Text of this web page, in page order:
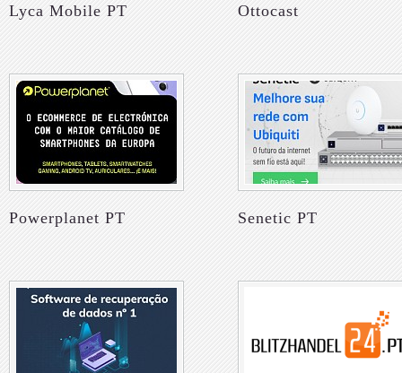
Lyca Mobile PT Ottocast
Powerplanet PT Senetic PT